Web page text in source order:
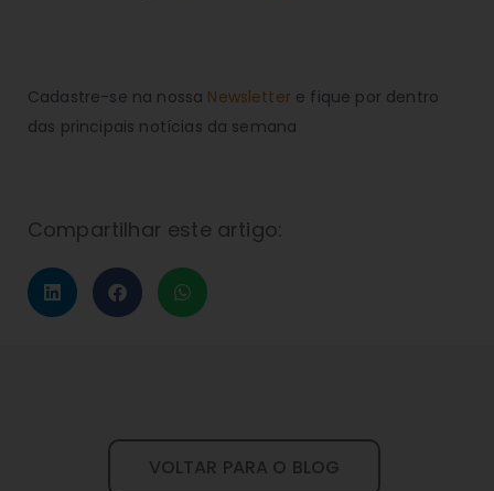
Cadastre-se na nossa Newslettere fique por dentro
das principais notícias da semana
Compartilhar este artigo:
VOLTAR PARA O BLOG